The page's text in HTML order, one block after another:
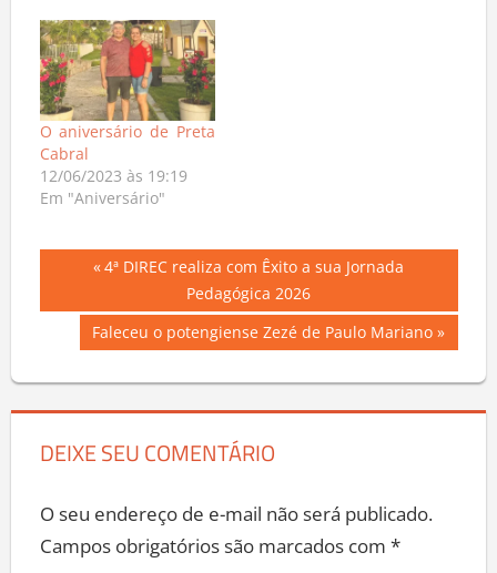
O aniversário de Preta
Cabral
12/06/2023 às 19:19
Em "Aniversário"
Navegação
de
Post
Previous
4ª DIREC realiza com Êxito a sua Jornada
Pedagógica 2026
Next
Post:
Faleceu o potengiense Zezé de Paulo Mariano
DEIXE SEU COMENTÁRIO
O seu endereço de e-mail não será publicado.
Campos obrigatórios são marcados com *